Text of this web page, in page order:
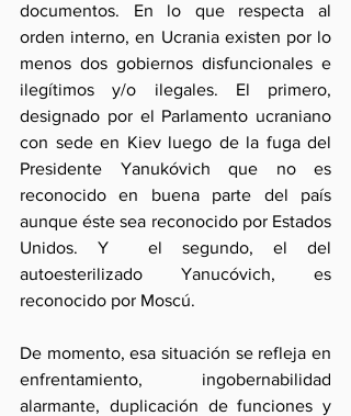
documentos. En lo que respecta al
orden interno, en Ucrania existen por lo
menos dos gobiernos disfuncionales e
ilegítimos y/o ilegales. El primero,
designado por el Parlamento ucraniano
con sede en Kiev luego de la fuga del
Presidente Yanukóvich que no es
reconocido en buena parte del país
aunque éste sea reconocido por Estados
Unidos. Y  el segundo, el del
autoesterilizado Yanucóvich, es
reconocido por Moscú.
De momento, esa situación se refleja en
enfrentamiento, ingobernabilidad
alarmante, duplicación de funciones y